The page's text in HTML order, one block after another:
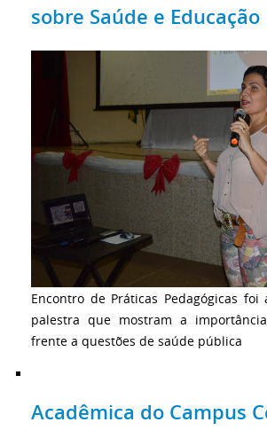
sobre Saúde e Educação
Encontro de Práticas Pedagógicas
palestra que mostram a
frente a questões de saúde pública
Acadêmica do Campus